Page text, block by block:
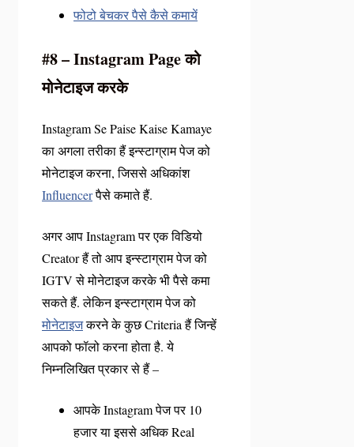
फोटो बेचकर पैसे कैसे कमायें
#8 – Instagram Page को
मोनेटाइज करके
Instagram Se Paise Kaise Kamaye
का अगला तरीका हैं इन्स्टाग्राम पेज को
मोनेटाइज करना, जिससे अधिकांश
Influencerपैसे कमाते हैं.
अगर आप Instagram पर एक विडियो
Creator हैं तो आप इन्स्टाग्राम पेज को
IGTV से मोनेटाइज करके भी पैसे कमा
सकते हैं. लेकिन इन्स्टाग्राम पेज को
मोनेटाइजकरने के कुछ Criteria हैं जिन्हें
आपको फॉलो करना होता है. ये
निम्नलिखित प्रकार से हैं –
आपके Instagram पेज पर 10
हजार या इससे अधिक Real